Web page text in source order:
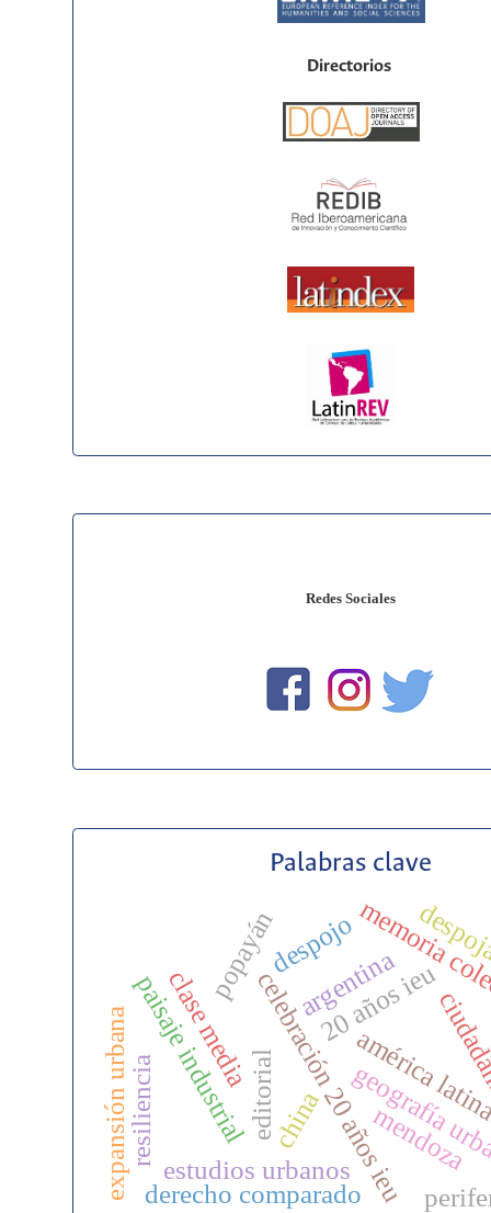
Directorios
Redes Sociales
Palabras clave
editorial
celebración 20 años ieu
estudios urbanos
20 años ieu
américa
geografía
memoria
paisaje industrial argentina
clase media
mendoza
popayán
resiliencia
derecho comparado
china
despojo
expansión urbana